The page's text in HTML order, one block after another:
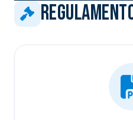
Regulamento